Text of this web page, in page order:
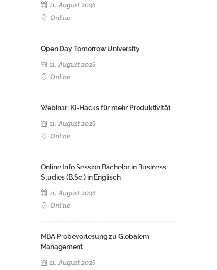
11. August 2026
Online
Open Day Tomorrow University
11. August 2026
Online
Webinar: KI-Hacks für mehr Produktivität
11. August 2026
Online
Online Info Session Bachelor in Business
Studies (B.Sc.) in Englisch
11. August 2026
Online
MBA Probevorlesung zu Globalem
Management
11. August 2026